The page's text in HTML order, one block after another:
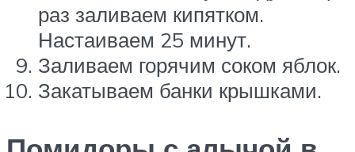
раз заливаем кипятком.
Настаиваем 25 минут.
Заливаем горячим соком яблок.
Закатываем банки крышками.